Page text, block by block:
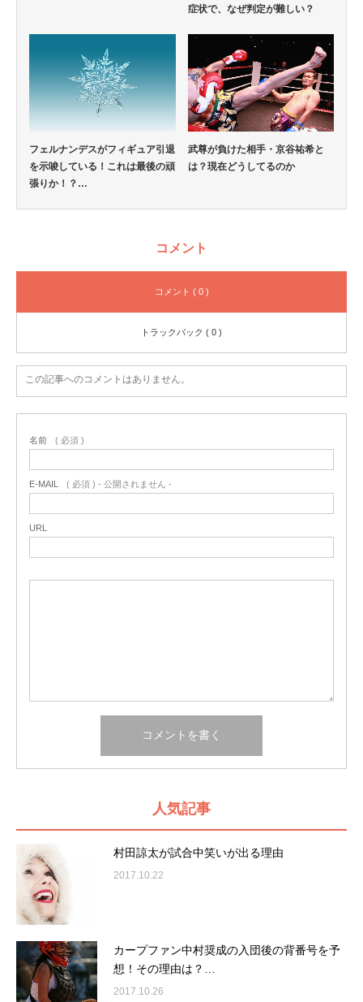
症状で、なぜ判定が難しい？
フェルナンデスがフィギュア引退
を示唆している！これは最後の頑
張りか！？…
武尊が負けた相手・京谷祐希と
は？現在どうしてるのか
コメント
コメント ( 0 )
トラックバック ( 0 )
この記事へのコメントはありません。
名前 ( 必須 )
E-MAIL ( 必須 ) - 公開されません -
URL
人気記事
村田諒太が試合中笑いが出る理由
2017.10.22
カープファン中村奨成の入団後の背番号を予
想！その理由は？…
2017.10.26